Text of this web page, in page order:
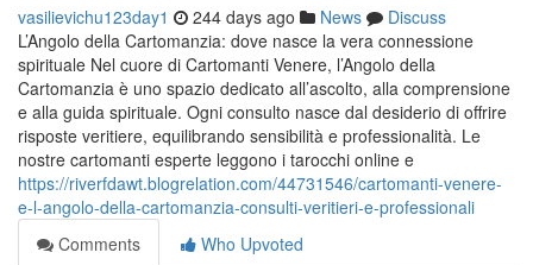
vasilievichu123day1 244 days ago News
Discuss
L’Angolo della Cartomanzia: dove nasce la vera connessione
spirituale Nel cuore di Cartomanti Venere, l’Angolo della
Cartomanzia è uno spazio dedicato all’ascolto, alla comprensione
e alla guida spirituale. Ogni consulto nasce dal desiderio di offrire
risposte veritiere, equilibrando sensibilità e professionalità. Le
nostre cartomanti esperte leggono i tarocchi online e
https://riverfdawt.blogrelation.com/44731546/cartomanti-venere-
e-l-angolo-della-cartomanzia-consulti-veritieri-e-professionali
Comments
Who Upvoted